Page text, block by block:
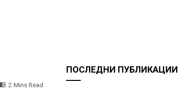
2 Mins Read
ПОСЛЕДНИ ПУБЛИКАЦИИ